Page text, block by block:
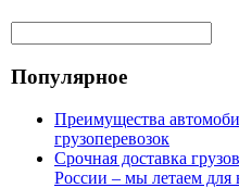
Популярное
Преимущества
грузоперевозок
Срочная доставка
России – мы летаем для